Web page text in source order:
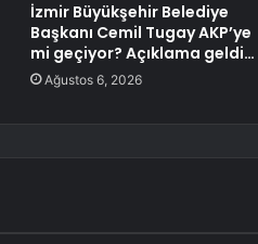
İzmir Büyükşehir Belediye
Başkanı Cemil Tugay AKP’ye
mi geçiyor? Açıklama geldi…
Ağustos 6, 2026